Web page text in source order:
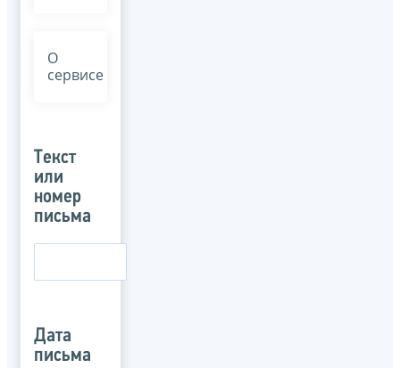
О
сервисе
Текст
или
номер
письма
Дата
письма